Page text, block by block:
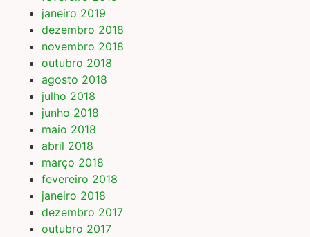
janeiro 2019
dezembro 2018
novembro 2018
outubro 2018
agosto 2018
julho 2018
junho 2018
maio 2018
abril 2018
março 2018
fevereiro 2018
janeiro 2018
dezembro 2017
outubro 2017